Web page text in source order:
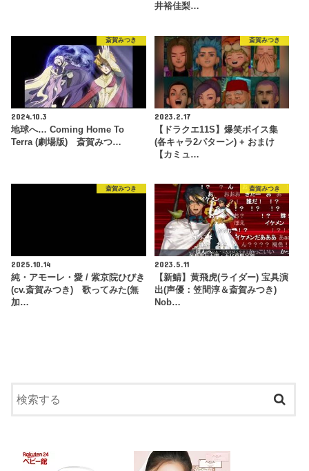
井裕佳梨…
斎賀みつき
2024.10.3
地球へ… Coming Home To
Terra (劇場版) 斎賀みつ…
斎賀みつき
2023.2.17
【ドラクエ11S】爆笑ボイス集
(各キャラ2パターン) + おまけ
【カミュ…
斎賀みつき
2025.10.14
純・アモーレ・愛 / 紫京院ひびき
(cv.斎賀みつき) 歌ってみた(無
加…
斎賀みつき
2023.5.11
【新鯖】黄飛虎(ライダー) 宝具演
出(声優：笠間淳＆斎賀みつき)
Nob…